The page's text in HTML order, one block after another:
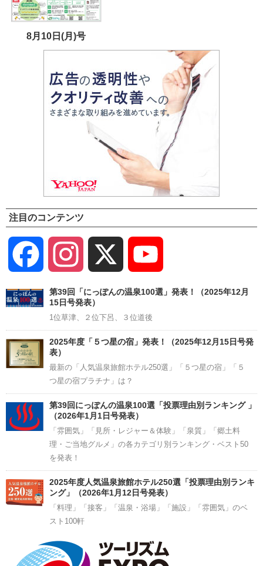
8月10日(月)号
注目のコンテンツ
Facebook Instagram
Channel
第39回「にっぽんの温泉100選」発表！（2025年12月
15日号発表）
1位草津、２位下呂、３位道後
2025年度「５つ星の宿」発表！（2025年12月15日号発
表）
最新の「人気温泉旅館ホテル250選」「５つ星の宿」「５
つ星の宿プラチナ」は？
第39回にっぽんの温泉100選「投票理由別ランキング 」
（2026年1月1日号発表）
「雰囲気」「見所・レジャー＆体験」「泉質」「郷土料
理・ご当地グルメ」の各カテゴリ別ランキング・ベスト50
を発表！
2025年度人気温泉旅館ホテル250選「投票理由別ランキ
ング」（2026年1月12日号発表）
「料理」「接客」「温泉・浴場」「施設」「雰囲気」のベ
スト100軒